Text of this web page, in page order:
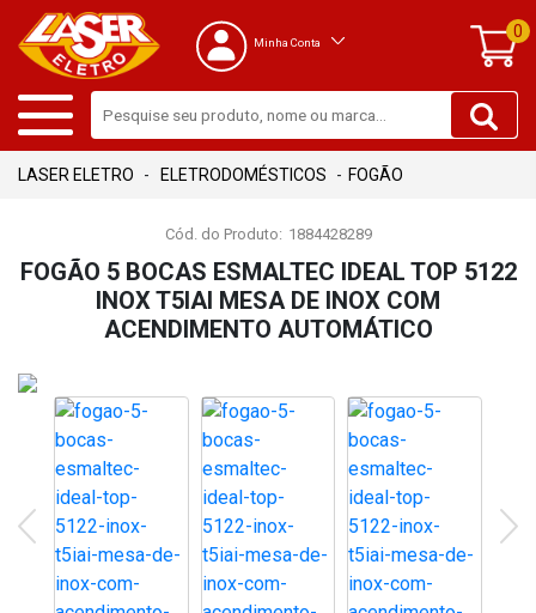
Minha Conta
0
ELETRODOMÉSTICOS FOGÃO
Cód. do Produto: 1884428289
FOGÃO 5 BOCAS ESMALTEC IDEAL TOP 5122
INOX T5IAI MESA DE INOX COM
ACENDIMENTO AUTOMÁTICO